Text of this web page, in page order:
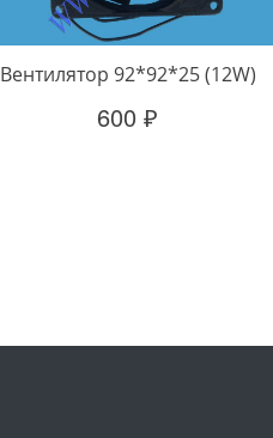
Вентилятор 92*92*25 (12W)
600 ₽